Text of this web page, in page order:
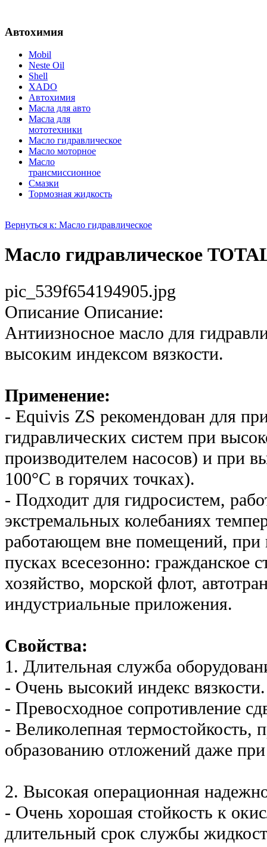
Автохимия
Mobil
Neste Oil
Shell
XADO
Автохимия
Масла для авто
Масла для
мототехники
Масло гидравлическое
Масло моторное
Масло
трансмиссионное
Смазки
Тормозная жидкость
Вернуться к: Масло гидравлическое
Масло гидравлическое
pic_539f654194905.jpg
Описание Описание:
Антиизносное масло для
высоким индексом вязкости.
Применение:
- Equivis ZS рекомендован для
гидравлических систем при
производителем насосов) и при
100°С в горячих точках).
- Подходит для гидросистем,
экстремальных колебаниях
работающем вне помещений, при
пусках всесезонно: гражданское
хозяйство, морской флот,
индустриальные приложения.
Свойства:
1. Длительная служба
- Очень высокий индекс вязкости.
- Превосходное сопротивление
- Великолепная термостойкость,
образованию отложений даже
2. Высокая операционная
- Очень хорошая стойкость к
длительный срок службы